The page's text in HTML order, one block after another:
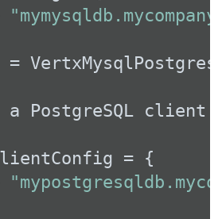
=
PostgreSQL client:
= {